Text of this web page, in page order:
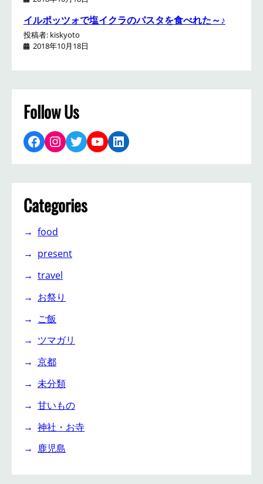
イルポッツォで塩イクラのパスタを食べれた～♪
投稿者: kiskyoto
2018年10月18日
Follow Us
Facebook Instagram Twitter YouTube LinkedIn
Categories
food
present
travel
お祭り
ご飯
ツマガリ
京都
未分類
甘いもの
神社・お寺
鹿児島